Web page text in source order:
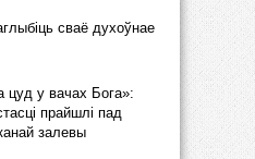
сваё духоўнае
цуд у вачах Бога»:
прайшлі пад
залевы